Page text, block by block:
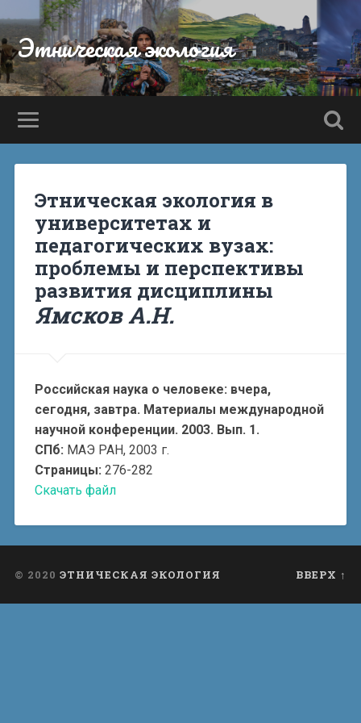
Этническая экология
Этническая экология в
университетах и
педагогических вузах:
проблемы и перспективы
развития дисциплины
Ямсков А.Н.
Российская наука о человеке: вчера,
сегодня, завтра. Материалы международной
научной конференции. 2003. Вып. 1.
СПб: МАЭ РАН, 2003 г.
Страницы: 276-282
Скачать файл
© 2020 ЭТНИЧЕСКАЯ ЭКОЛОГИЯ ВВЕРХ ↑